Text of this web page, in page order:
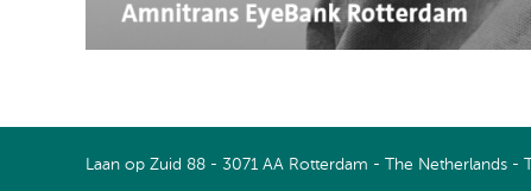
Laan op Zuid 88 - 3071 AA Rotterdam - The Netherlands -
Connect with us on LinkedIn
Watch us on Youtube